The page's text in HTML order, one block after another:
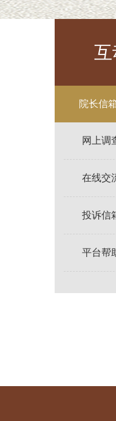
院长信
网上调
在线交
投诉信
平台帮